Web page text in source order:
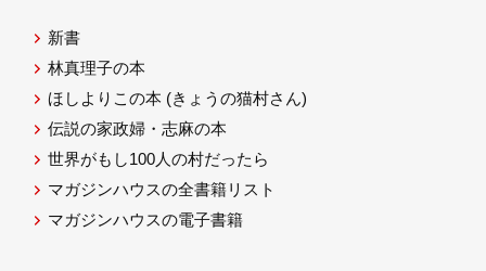
新書
林真理子の本
ほしよりこの本 (きょうの猫村さん)
伝説の家政婦・志麻の本
世界がもし100人の村だったら
マガジンハウスの全書籍リスト
マガジンハウスの電子書籍